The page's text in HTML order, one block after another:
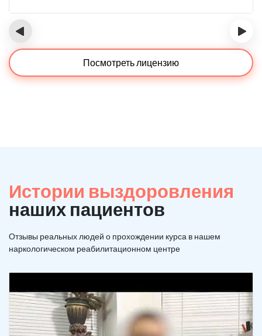
‹ ›
Посмотреть лицензию
Истории выздоровления
наших пациентов
Отзывы реальных людей о прохождении курса в нашем
наркологическом реабилитационном центре